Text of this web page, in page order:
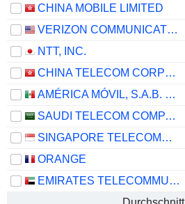
CHINA MOBILE LIMITED
VERIZON COMMUNICATIONS, INC.
NTT, INC.
CHINA TELECOM CORPORATION LIMITED
AMÉRICA MÓVIL, S.A.B. DE C.V.
SAUDI TELECOM COMPANY
SINGAPORE TELECOMMUNICATIONS LIMITED
ORANGE
EMIRATES TELECOMMUNICATIONS GROUP COMPANY